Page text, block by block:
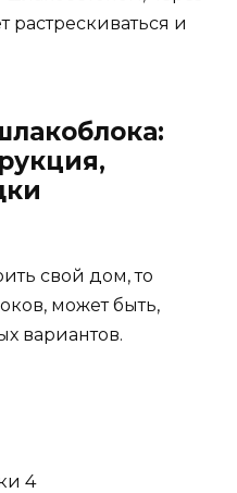
растрескиваться и
свой дом, то
может быть,
вариантов.
4